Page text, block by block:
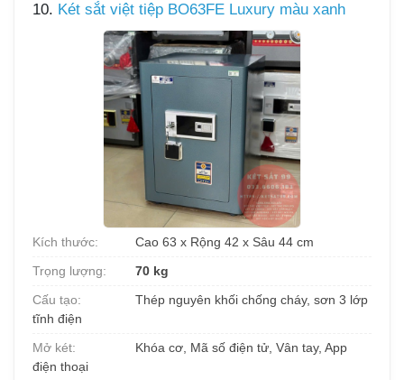
10. Két sắt việt tiệp BO63FE Luxury màu xanh
Kích thước:
Cao 63 x Rộng 42 x Sâu 44 cm
Trọng lượng:
70 kg
Cấu tạo:
Thép nguyên khối chống cháy, sơn 3 lớp
tĩnh điện
Mở két:
Khóa cơ, Mã số điện tử, Vân tay, App
điện thoại